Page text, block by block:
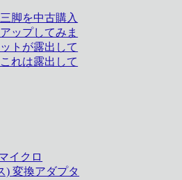
脚を中古購入
ップしてみま
トが露出して
れは露出して
イクロ
) 変換アダプタ